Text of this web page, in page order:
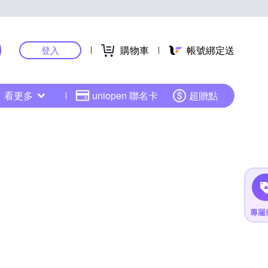
登入 購物車 帳號綁定送
看更多 uniopen 聯名卡 超贈點